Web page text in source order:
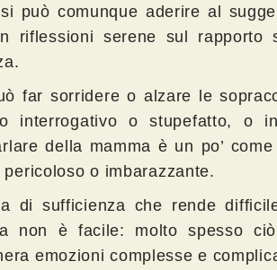
può comunque aderire al
riflessioni serene sul rapporto
far sorridere o alzare le
interrogativo o stupefatto, o
della mamma è un po’ come
o imbarazzante.
di sufficienza che rende
non è facile: molto spesso
emozioni complesse e